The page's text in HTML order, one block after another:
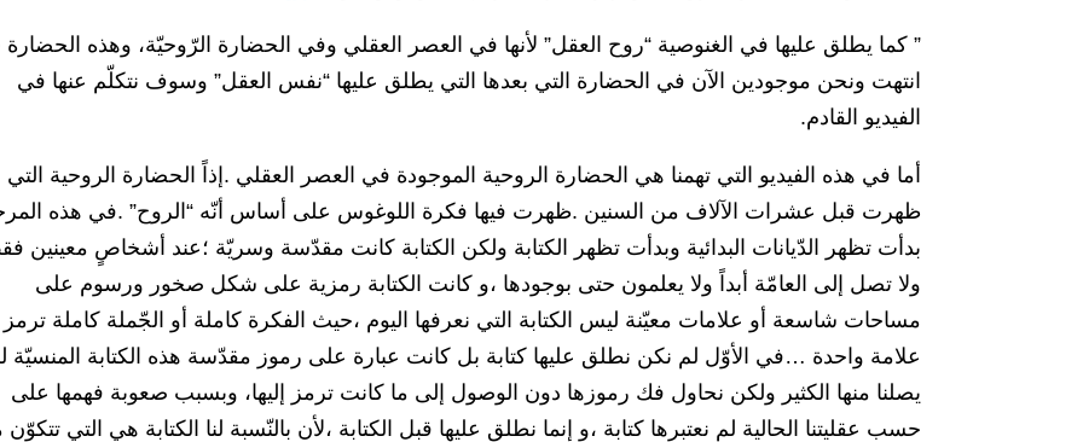
” كما يطلق عليها في الغنوصية “روح العقل” لأنها في العصر العقلي وفي الحضارة الرّوحيّة، وهذه الحضارة
انتهت ونحن موجودين الآن في الحضارة التي بعدها التي يطلق عليها “نفس العقل” وسوف نتكلّم عنها في
الفيديو القادم.
أما في هذه الفيديو التي تهمنا هي الحضارة الروحية الموجودة في العصر العقلي .إذاً الحضارة الروحية التي
ظهرت قبل عشرات الآلاف من السنين .ظهرت فيها فكرة اللوغوس على أساس أنّه “الروح” .في هذه
بدأت تظهر الدّيانات البدائية وبدأت تظهر الكتابة ولكن الكتابة كانت مقدّسة وسريّة ؛عند أشخاصٍ معينين
ولا تصل إلى العامّة أبداً ولا يعلمون حتى بوجودها ،و كانت الكتابة رمزية على شكل صخور ورسوم على
مساحات شاسعة أو علامات معيّنة ليس الكتابة التي نعرفها اليوم ،حيث الفكرة كاملة أو الجّملة كاملة ترمز
علامة واحدة …في الأوّل لم نكن نطلق عليها كتابة بل كانت عبارة على رموز مقدّسة هذه الكتابة المنسيّة
يصلنا منها الكثير ولكن نحاول فك رموزها دون الوصول إلى ما كانت ترمز إليها، وبسبب صعوبة فهمها على
حسب عقليتنا الحالية لم نعتبرها كتابة ،و إنما نطلق عليها قبل الكتابة ،لأن بالنّسبة لنا الكتابة هي التي